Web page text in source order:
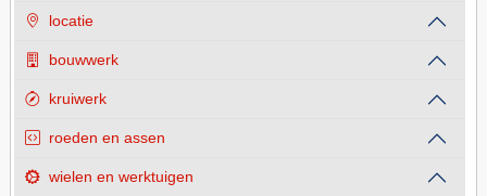
locatie
bouwwerk
kruiwerk
roeden en assen
wielen en werktuigen